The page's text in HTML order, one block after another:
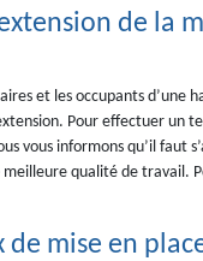
de la
et les occupants d’une
Pour effectuer un
informons qu’il faut
qualité de travail.
mise en